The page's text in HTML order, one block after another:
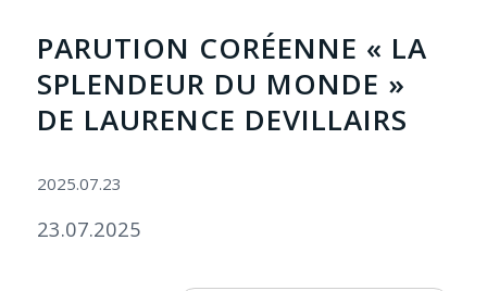
PARUTION CORÉENNE « LA
SPLENDEUR DU MONDE »
DE LAURENCE DEVILLAIRS
2025.07.23
23.07.2025